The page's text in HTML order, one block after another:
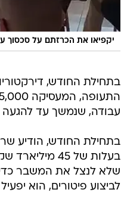
יקפיאו את הכרזתם על סכסוך
בתחילת החודש,
עבודה, שנמשך עד להגעה
בתחילת החודש, הודיע שר
בעלות של 45
שלא לנצל את המשבר
לביצוע פיטורים, הוא